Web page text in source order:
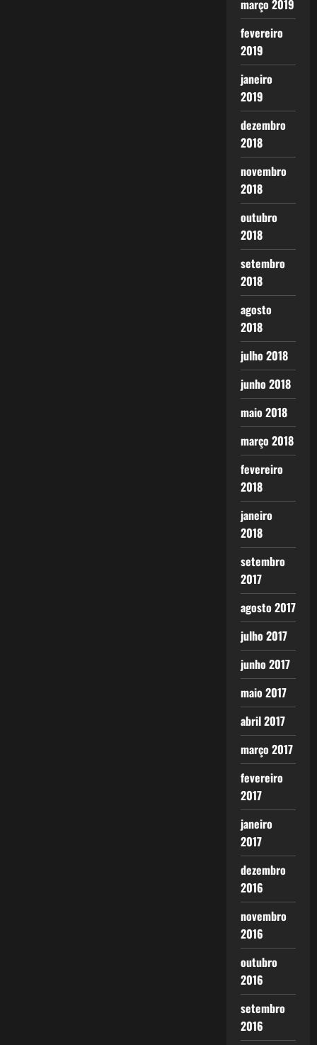
março 2019
fevereiro
2019
janeiro
2019
dezembro
2018
novembro
2018
outubro
2018
setembro
2018
agosto
2018
julho 2018
junho 2018
maio 2018
março 2018
fevereiro
2018
janeiro
2018
setembro
2017
agosto 2017
julho 2017
junho 2017
maio 2017
abril 2017
março 2017
fevereiro
2017
janeiro
2017
dezembro
2016
novembro
2016
outubro
2016
setembro
2016